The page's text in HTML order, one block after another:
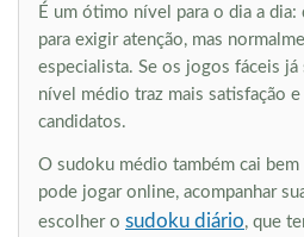
É um ótimo nível para o dia a dia:
para exigir atenção, mas
especialista. Se os jogos fáceis
nível médio traz mais satisfação
candidatos.
O sudoku médio também cai bem
pode jogar online, acompanhar
escolher o sudoku diário, que